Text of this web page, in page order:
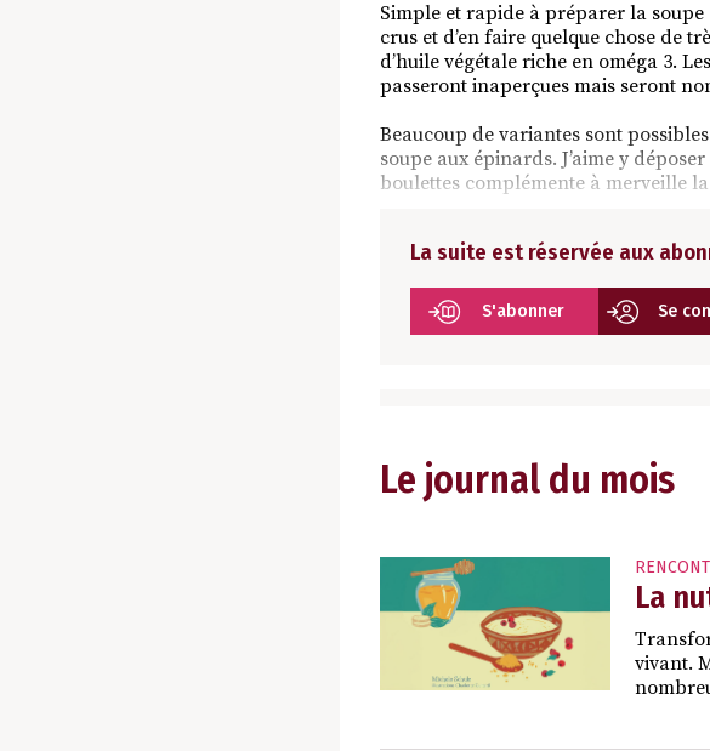
Simple et rapide à préparer la
crus et d’en faire quelque chose de
d’huile végétale riche en oméga 3.
passeront inaperçues mais seront
Beaucoup de variantes sont
soupe aux épinards. J’aime y
boulettes complémente à merveille
La suite est réservée aux
S'abonner Se
Le journal du mois
La
vivant.